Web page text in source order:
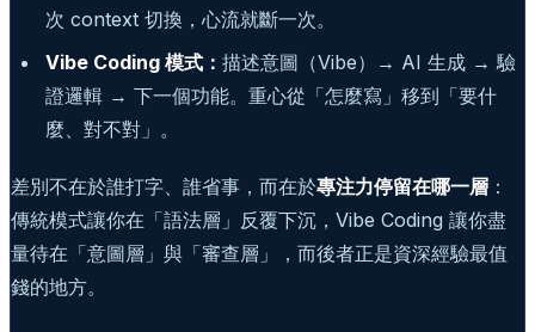
次 context 切換，心流就斷一次。
Vibe Coding 模式： 描述意圖（Vibe）→ AI 生成 → 驗
證邏輯 → 下一個功能。重心從「怎麼寫」移到「要什
麼、對不對」。
差別不在於誰打字、誰省事，而在於專注力停留在哪一層 ：
傳統模式讓你在「語法層」反覆下沉，Vibe Coding 讓你盡
量待在「意圖層」與「審查層」，而後者正是資深經驗最值
錢的地方。